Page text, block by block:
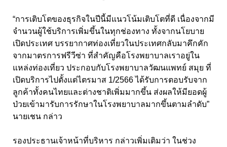
“การเติบโตของธุรกิจในปีนี้มีแนวโน้มเติบโตที่ดี เนื่องจากมี
จำนวนผู้ใช้บริการเพิ่มขึ้นในทุกช่องทาง ทั้งจากนโยบาย
เปิดประเทศ บรรยากาศท่องเที่ยวในประเทศกลับมาคึกคัก
จากมาตรการฟรีวีซ่า ที่สำคัญคือโรงพยาบาลเราอยู่ใน
แหล่งท่องเที่ยว ประกอบกับโรงพยาบาลวัฒนแพทย์ สมุย ที่
เปิดบริการไปตั้งแต่ไตรมาส 1/2566 ได้รับการตอบรับจาก
ลูกค้าทั้งคนไทยและต่างชาติเพิ่มมากขึ้น ส่งผลให้มียอดผู้
ป่วยเข้ามารับการรักษาในโรงพยาบาลมากขึ้นตามลำดับ”
นายเชน กล่าว
รองประธานเจ้าหน้าที่บริหาร กล่าวเพิ่มเติมว่า ในช่วง